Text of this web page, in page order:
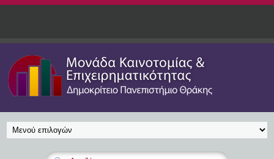
Παράκαμψη προς το κυρίως περιεχόμενο